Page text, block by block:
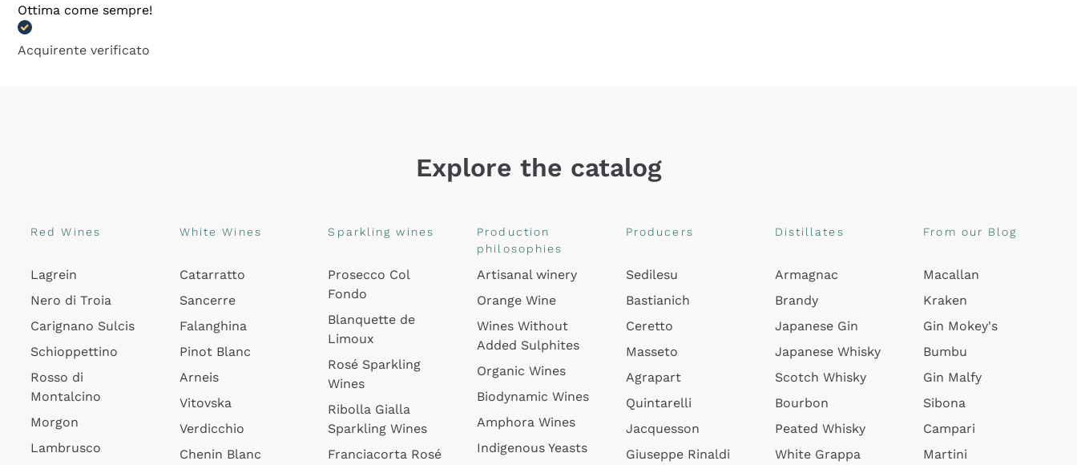
Ottima come sempre!
Acquirente verificato
Explore the catalog
Red Wines
Lagrein
Nero di Troia
Carignano Sulcis
Schioppettino
Rosso di
Montalcino
Morgon
Lambrusco
White Wines
Catarratto
Sancerre
Falanghina
Pinot Blanc
Arneis
Vitovska
Verdicchio
Chenin Blanc
Sparkling wines
Prosecco Col
Fondo
Blanquette de
Limoux
Rosé Sparkling
Wines
Ribolla Gialla
Sparkling Wines
Franciacorta Rosé
Production
philosophies
Artisanal winery
Orange Wine
Wines Without
Added Sulphites
Organic Wines
Biodynamic Wines
Amphora Wines
Indigenous Yeasts
Producers
Sedilesu
Bastianich
Ceretto
Masseto
Agrapart
Quintarelli
Jacquesson
Giuseppe Rinaldi
Distillates
Armagnac
Brandy
Japanese Gin
Japanese Whisky
Scotch Whisky
Bourbon
Peated Whisky
White Grappa
From our Blog
Macallan
Kraken
Gin Mokey's
Bumbu
Gin Malfy
Sibona
Campari
Martini